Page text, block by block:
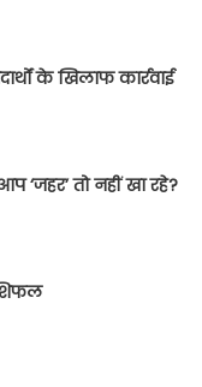
के खिलाफ कार्रवाई
‘जहर’ तो नहीं खा रहे?